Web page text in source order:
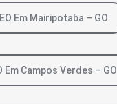
Em Mairipotaba – GO
Em Campos Verdes – GO